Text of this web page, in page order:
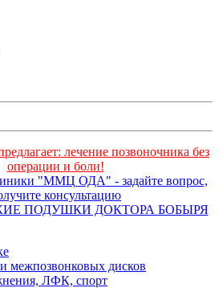
лечение позвоночника без
операции и боли!
"ММЦ ОДА" - задайте вопрос,
консультацию
ПОДУШКИ ДОКТОРА БОБЫРЯ
межпозвонковых дисков
ЛФК, спорт